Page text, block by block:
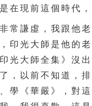
在現前這個時代
謙虛，我跟他老
印光大師是他的
光大師全集》沒
，以前不知道，
學《華嚴》，對